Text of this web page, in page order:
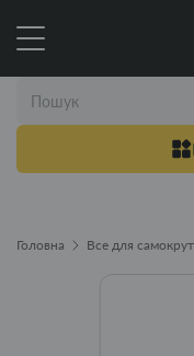
Головна Все для